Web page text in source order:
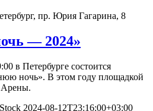
пр. Юрия Гагарина, 8
— 2024»
в Петербурге состоится
ночь». В этом году площадкой
2024-08-12T23:16:00+03:00